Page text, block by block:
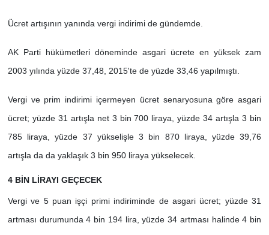
Ücret artışının yanında vergi indirimi de gündemde.
AK Parti hükümetleri döneminde asgari ücrete en yüksek zam
2003 yılında yüzde 37,48, 2015'te de yüzde 33,46 yapılmıştı.
Vergi ve prim indirimi içermeyen ücret senaryosuna göre asgari
ücret; yüzde 31 artışla net 3 bin 700 liraya, yüzde 34 artışla 3 bin
785 liraya, yüzde 37 yükselişle 3 bin 870 liraya, yüzde 39,76
artışla da da yaklaşık 3 bin 950 liraya yükselecek.
4 BİN LİRAYI GEÇECEK
Vergi ve 5 puan işçi primi indiriminde de asgari ücret; yüzde 31
artması durumunda 4 bin 194 lira, yüzde 34 artması halinde 4 bin